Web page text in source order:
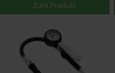
Zum Produkt